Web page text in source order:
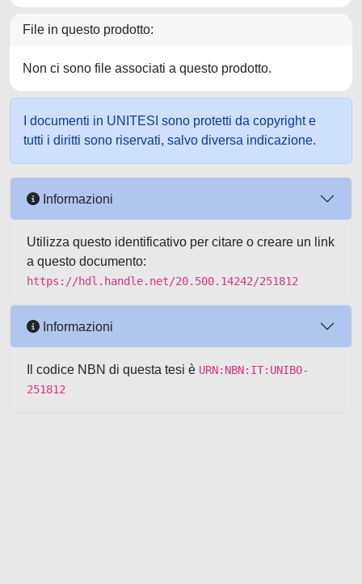
File in questo prodotto:
Non ci sono file associati a questo prodotto.
I documenti in UNITESI sono protetti da copyright e
tutti i diritti sono riservati, salvo diversa indicazione.
Informazioni
Utilizza questo identificativo per citare o creare un link
a questo documento:
https://hdl.handle.net/20.500.14242/251812
Informazioni
Il codice NBN di questa tesi è URN:NBN:IT:UNIBO-
251812